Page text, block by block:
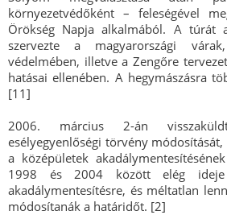
környezetvédőként – feleségével
Örökség Napja alkalmából. A túrát
szervezte a magyarországi
védelmében, illetve a Zengőre
hatásai ellenében. A hegymászásra
[11]
2006. március 2-án
esélyegyenlőségi törvény
a középületek
1998 és 2004 között elég
akadálymentesítésre, és méltatlan
módosítanák a határidőt. [2]